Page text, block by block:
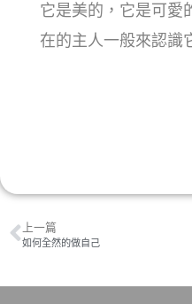
它是美的，它是可愛
在的主人一般來認識
上一篇
如何全然的做自己